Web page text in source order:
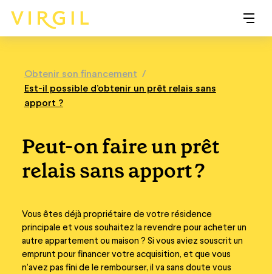
Obtenir son financement /
Est-il possible d’obtenir un prêt relais sans
apport ?
Peut-on faire un prêt
relais sans apport ?
Vous êtes déjà propriétaire de votre résidence
principale et vous souhaitez la revendre pour acheter un
autre appartement ou maison ? Si vous aviez souscrit un
emprunt pour financer votre acquisition, et que vous
n’avez pas fini de le rembourser, il va sans doute vous